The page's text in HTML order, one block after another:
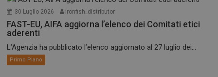
30 Luglio 2026 ironfish_distributor
FAST-EU, AIFA aggiorna l’elenco dei Comitati etici
aderenti
L’Agenzia ha pubblicato l’elenco aggiornato al 27 luglio dei...
Primo Piano